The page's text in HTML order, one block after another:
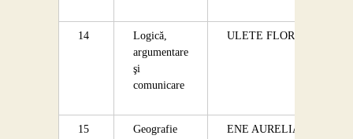
14
Logică,
argumentare
şi
comunicare
ULETE FLORIN
15 Geografie ENE AURELIAN